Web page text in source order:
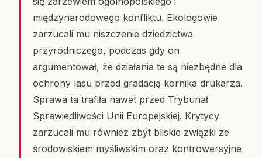
międzynarodowego konfliktu. Ekologowie
zarzucali mu niszczenie dziedzictwa
przyrodniczego, podczas gdy on
argumentował, że działania te są niezbędne dla
ochrony lasu przed gradacją kornika drukarza.
Sprawa ta trafiła nawet przed Trybunał
Sprawiedliwości Unii Europejskiej. Krytycy
zarzucali mu również zbyt bliskie związki ze
środowiskiem myśliwskim oraz kontrowersyjne